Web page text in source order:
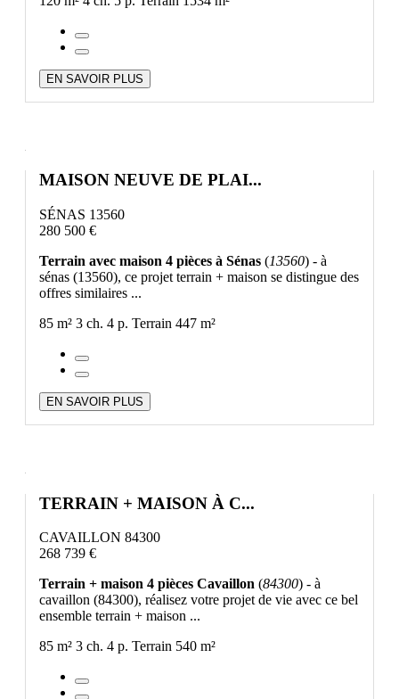
EN SAVOIR PLUS
MAISON NEUVE DE PLAI...
SÉNAS 13560
280 500 €
Terrain avec maison 4 pièces à Sénas (13560) - à
sénas (13560), ce projet terrain + maison se distingue des
offres similaires ...
85 m² 3 ch. 4 p. Terrain 447 m²
EN SAVOIR PLUS
TERRAIN + MAISON À C...
CAVAILLON 84300
268 739 €
Terrain + maison 4 pièces Cavaillon (84300) - à
cavaillon (84300), réalisez votre projet de vie avec ce bel
ensemble terrain + maison ...
85 m² 3 ch. 4 p. Terrain 540 m²